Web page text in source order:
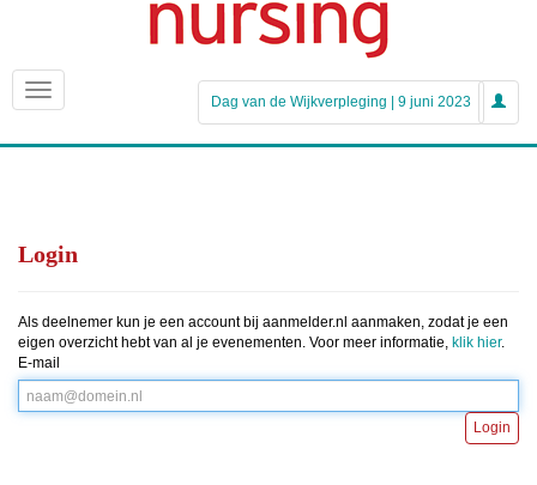
Dag van de Wijkverpleging | 9 juni 2023
Login
Als deelnemer kun je een account bij aanmelder.nl aanmaken, zodat je een
eigen overzicht hebt van al je evenementen. Voor meer informatie, klik hier.
E-mail
Login